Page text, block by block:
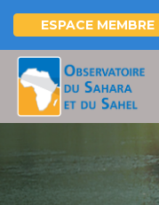
Aller
contenu
principal
ESPACE MEMBRE